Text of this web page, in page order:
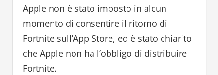
Apple non è stato imposto in alcun
momento di consentire il ritorno di
Fortnite sull’App Store, ed è stato chiarito
che Apple non ha l’obbligo di distribuire
Fortnite.